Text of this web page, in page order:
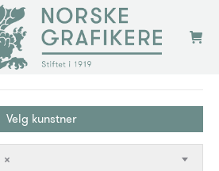
Velg kunstner
×